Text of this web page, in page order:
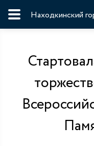
Находкинский